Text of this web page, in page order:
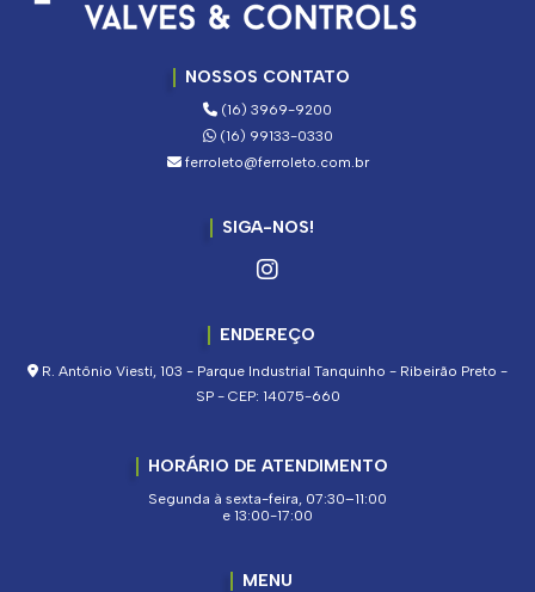
NOSSOS CONTATO
(16) 3969-9200
(16) 99133-0330
ferroleto@ferroleto.com.br
SIGA-NOS!
ENDEREÇO
R. Antônio Viesti, 103 - Parque Industrial Tanquinho - Ribeirão Preto -
SP - CEP: 14075-660
HORÁRIO DE ATENDIMENTO
Segunda à sexta-feira, 07:30–11:00
e 13:00-17:00
MENU